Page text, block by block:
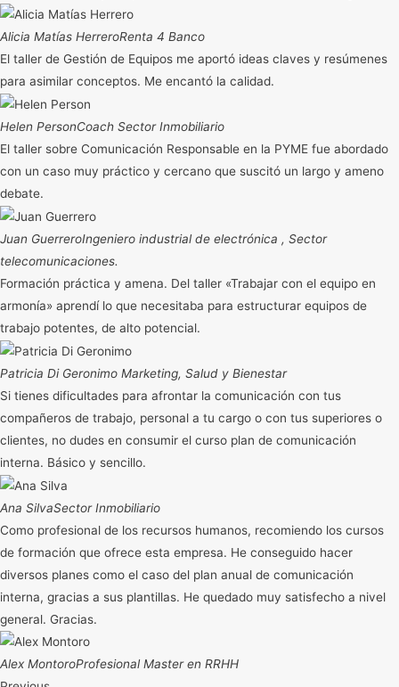
Alicia Matías HerreroRenta 4 Banco
El taller de Gestión de Equipos me aportó ideas claves y resúmenes
para asimilar conceptos. Me encantó la calidad.
Helen PersonCoach Sector Inmobiliario
El taller sobre Comunicación Responsable en la PYME fue abordado
con un caso muy práctico y cercano que suscitó un largo y ameno
debate.
Juan GuerreroIngeniero industrial de electrónica , Sector
telecomunicaciones.
Formación práctica y amena. Del taller «Trabajar con el equipo en
armonía» aprendí lo que necesitaba para estructurar equipos de
trabajo potentes, de alto potencial.
Patricia Di Geronimo Marketing, Salud y Bienestar
Si tienes dificultades para afrontar la comunicación con tus
compañeros de trabajo, personal a tu cargo o con tus superiores o
clientes, no dudes en consumir el curso plan de comunicación
interna. Básico y sencillo.
Ana SilvaSector Inmobiliario
Como profesional de los recursos humanos, recomiendo los cursos
de formación que ofrece esta empresa. He conseguido hacer
diversos planes como el caso del plan anual de comunicación
interna, gracias a sus plantillas. He quedado muy satisfecho a nivel
general. Gracias.
Alex MontoroProfesional Master en RRHH